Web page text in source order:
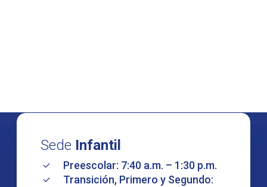
Sede Infantil
Preescolar: 7:40 a.m. – 1:30 p.m.
Transición, Primero y Segundo: